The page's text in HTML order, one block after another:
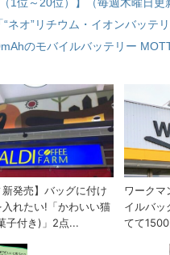
オ”リチウム・イオンバッテ
のモバイルバッテリー